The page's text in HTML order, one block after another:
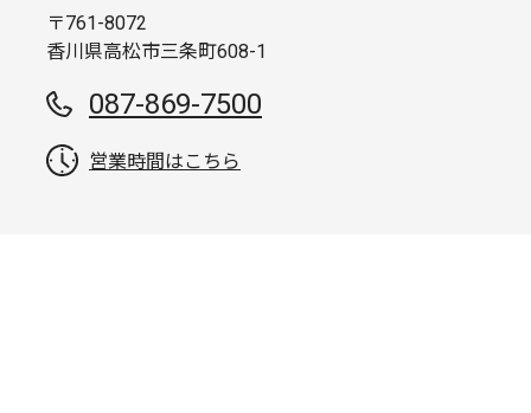
〒761-8072
香川県高松市三条町608-1
087-869-7500
営業時間はこちら